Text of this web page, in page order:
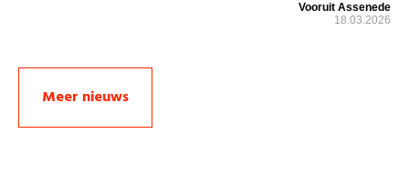
Vooruit Assenede
18.03.2026
Meer nieuws